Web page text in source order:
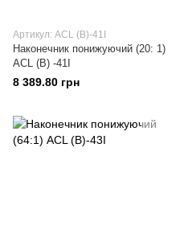
Артикул: ACL (B)-41I
Наконечник понижуючий (20: 1)
ACL (B) -41I
8 389.80 грн